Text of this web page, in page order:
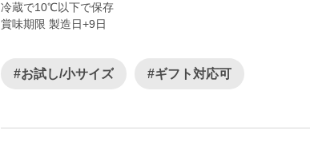
冷蔵で10℃以下で保存
賞味期限 製造日+9日
#お試し/小サイズ #ギフト対応可